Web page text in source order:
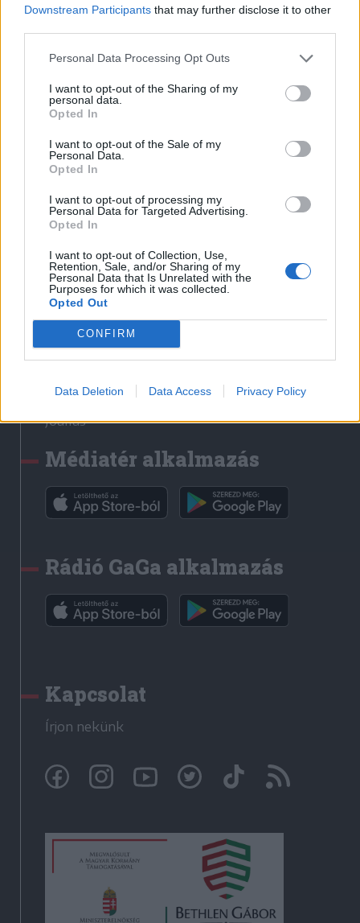
Downstream Participants that may further disclose it to other
Personal Data Processing Opt Outs
I want to opt-out of the Sharing of my
personal data.
Opted In
I want to opt-out of the Sale of my
Personal Data.
Opted In
I want to opt-out of processing my
Personal Data for Targeted Advertising.
Opted In
I want to opt-out of Collection, Use,
Retention, Sale, and/or Sharing of my
Personal Data that Is Unrelated with the
Purposes for which it was collected.
Opted Out
CONFIRM
Data Deletion Data Access Privacy Policy
Hozzászólási szabályzat
Nyomtatott lapjaink archívuma
Székely Hírmondó archívuma
Sütibeállítások
Médiatér
Liget
Krónika
Bihari Napló
Erdélyi Napló
Főtér
Rádió GaGa
Jóállás
Médiatér alkalmazás
Rádió GaGa alkalmazás
Kapcsolat
Írjon nekünk